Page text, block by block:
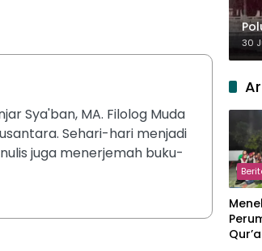
Sya'ban, MA. Filolog Muda
Sehari-hari menjadi
juga menerjemah buku-
30